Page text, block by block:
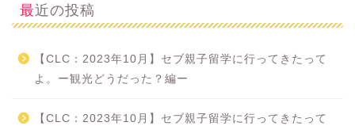
最近の投稿
【CLC：2023年10月】セブ親子留学に行ってきたって
よ。ー観光どうだった？編ー
【CLC：2023年10月】セブ親子留学に行ってきたって